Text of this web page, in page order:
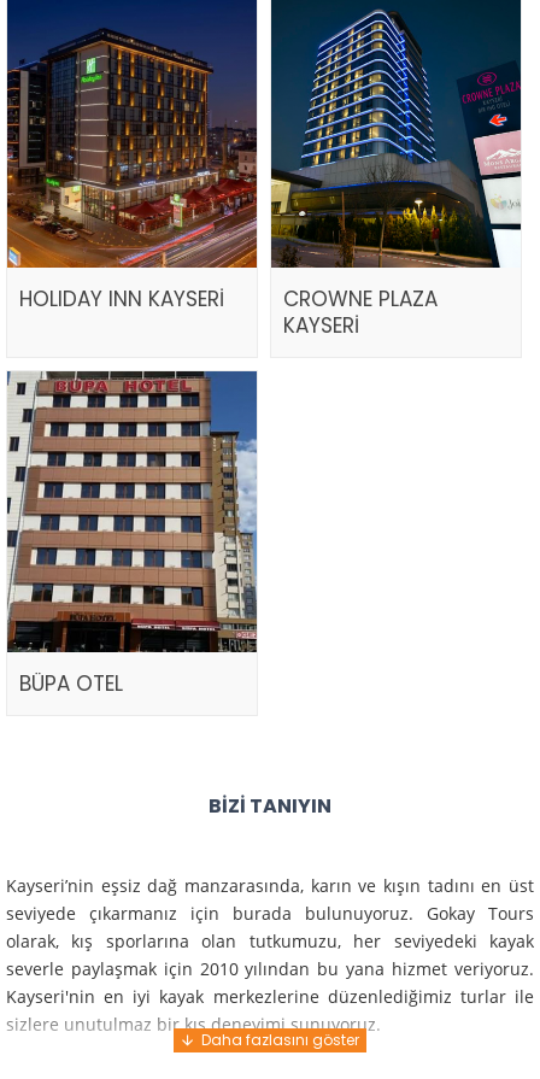
HOLIDAY INN KAYSERİ
CROWNE PLAZA
KAYSERİ
BÜPA OTEL
BIZI TANIYIN
Kayseri’nin eşsiz dağ manzarasında, karın ve kışın tadını en üst
seviyede çıkarmanız için burada bulunuyoruz. Gokay Tours
olarak, kış sporlarına olan tutkumuzu, her seviyedeki kayak
severle paylaşmak için 2010 yılından bu yana hizmet veriyoruz.
Kayseri'nin en iyi kayak merkezlerine düzenlediğimiz turlar ile
sizlere unutulmaz bir kış deneyimi sunuyoruz.